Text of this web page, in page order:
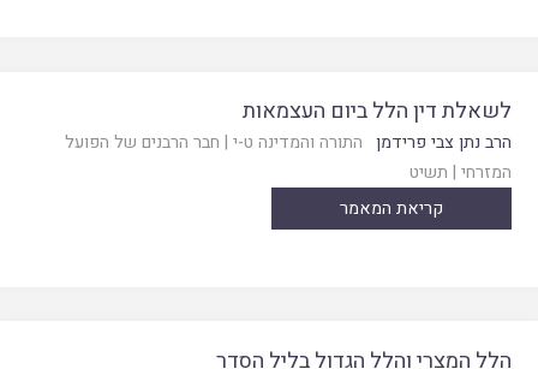
לשאלת דין הלל ביום העצמאות
הרב נתן צבי פרידמן התורה והמדינה ט-י | חבר הרבנים של הפועל
המזרחי | תשיט
קריאת המאמר
הלל המצרי והלל הגדול בליל הסדר